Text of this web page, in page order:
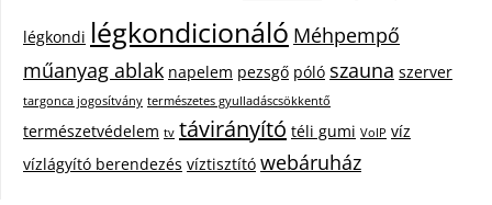
légkondi légkondicionáló Méhpempő
műanyag ablak napelem pezsgő póló szauna szerver
targonca jogosítvány természetes gyulladáscsökkentő
természetvédelem tv távirányító téli gumi VoIP víz
vízlágyító berendezés víztisztító webáruház